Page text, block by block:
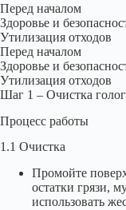
Перед началом
Здоровье и
Утилизация отходов
Перед началом
Здоровье и
Утилизация отходов
Шаг 1 – Очистка
Процесс работы
1.1 Очистка
Промойте
остатки грязи,
использовать